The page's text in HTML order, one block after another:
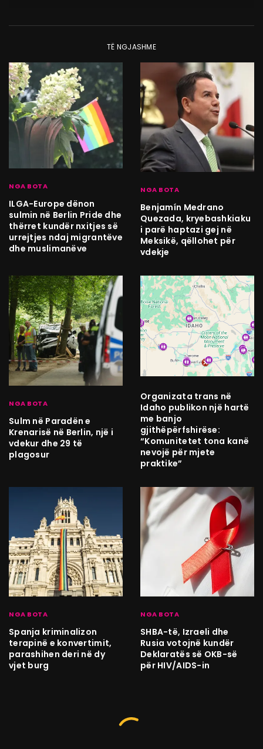
TË NGJASHME
NGA BOTA
ILGA-Europe dënon
sulmin në Berlin Pride dhe
thërret kundër nxitjes së
urrejtjes ndaj migrantëve
dhe muslimanëve
NGA BOTA
Benjamín Medrano
Quezada, kryebashkiaku
i parë haptazi gej në
Meksikë, qëllohet për
vdekje
NGA BOTA
Sulm në Paradën e
Krenarisë në Berlin, një i
vdekur dhe 29 të
plagosur
Organizata trans në
Idaho publikon një hartë
me banjo
gjithëpërfshirëse:
“Komunitetet tona kanë
nevojë për mjete
praktike”
NGA BOTA
Spanja kriminalizon
terapinë e konvertimit,
parashihen deri në dy
vjet burg
NGA BOTA
SHBA-të, Izraeli dhe
Rusia votojnë kundër
Deklaratës së OKB-së
për HIV/AIDS-in